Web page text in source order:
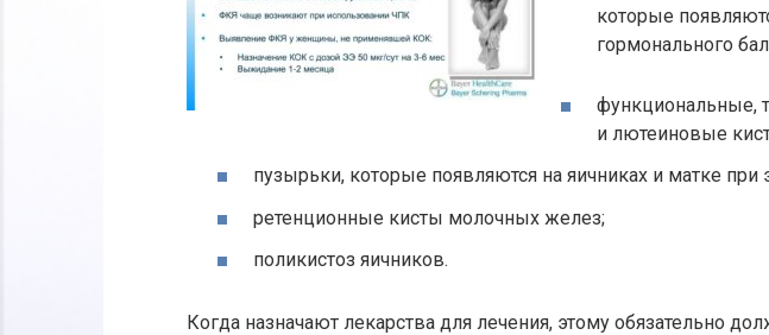
которые
гормонального
функциональные,
и лютеиновые
пузырьки, которые появляются на яичниках и матке при
ретенционные кисты молочных желез;
поликистоз яичников.
Когда назначают лекарства для лечения, этому обязательно